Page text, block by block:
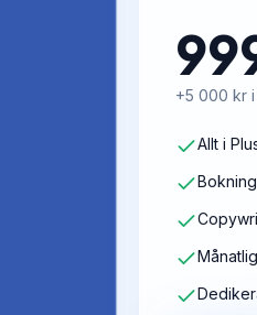
+5 000 kr
Allt i